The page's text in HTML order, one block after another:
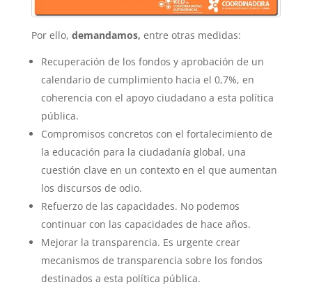
Por ello, demandamos, entre otras medidas:
Recuperación de los fondos y aprobación de un
calendario de cumplimiento hacia el 0,7%, en
coherencia con el apoyo ciudadano a esta política
pública.
Compromisos concretos con el fortalecimiento de
la educación para la ciudadanía global, una
cuestión clave en un contexto en el que aumentan
los discursos de odio.
Refuerzo de las capacidades. No podemos
continuar con las capacidades de hace años.
Mejorar la transparencia. Es urgente crear
mecanismos de transparencia sobre los fondos
destinados a esta política pública.